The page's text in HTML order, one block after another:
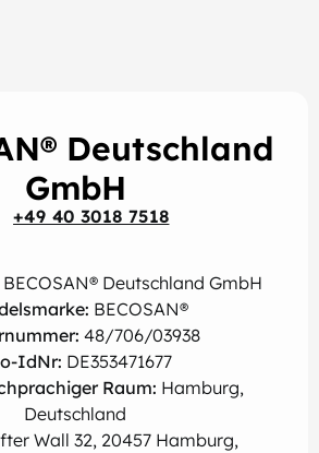
Deutschland
GmbH
+49 40 3018 7518
BECOSAN® Deutschland GmbH
BECOSAN®
48/706/03938
IdNr: DE353471677
Raum: Hamburg,
Deutschland
Wall 32, 20457 Hamburg,